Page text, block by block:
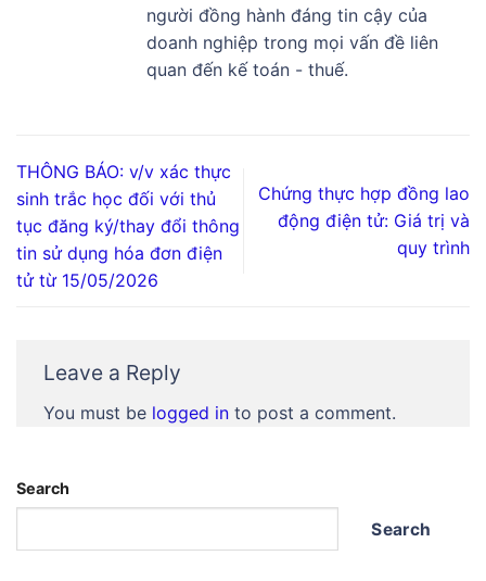
người đồng hành đáng tin cậy của
doanh nghiệp trong mọi vấn đề liên
quan đến kế toán - thuế.
THÔNG BÁO: v/v xác thực
sinh trắc học đối với thủ
tục đăng ký/thay đổi thông
tin sử dụng hóa đơn điện
tử từ 15/05/2026
Chứng thực hợp đồng lao
động điện tử: Giá trị và
quy trình
Leave a Reply
You must be logged in to post a comment.
Search
Search